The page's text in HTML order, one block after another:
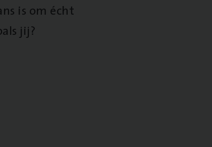
is om écht
jij?